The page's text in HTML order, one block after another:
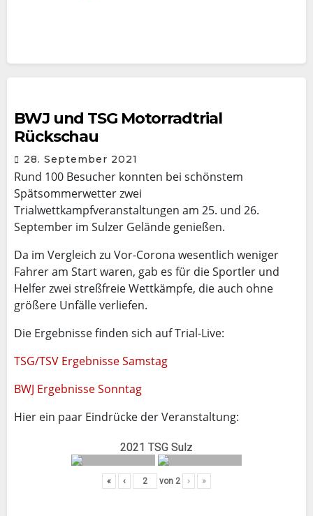
BWJ und TSG Motorradtrial
Rückschau
28. September 2021
Rund 100 Besucher konnten bei schönstem
Spätsommerwetter zwei
Trialwettkampfveranstaltungen am 25. und 26.
September im Sulzer Gelände genießen.
Da im Vergleich zu Vor-Corona wesentlich weniger
Fahrer am Start waren, gab es für die Sportler und
Helfer zwei streßfreie Wettkämpfe, die auch ohne
größere Unfälle verliefen.
Die Ergebnisse finden sich auf Trial-Live:
TSG/TSV Ergebnisse Samstag
BWJ Ergebnisse Sonntag
Hier ein paar Eindrücke der Veranstaltung:
2021 TSG Sulz
« ‹ von 2 › »